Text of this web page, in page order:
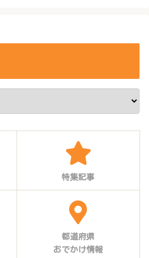
特集記事
都道府県
おでかけ情報